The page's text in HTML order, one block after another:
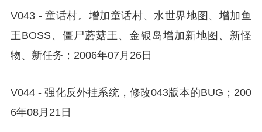
V043 - 童话村。增加童话村、水世界地图、增加鱼
王BOSS、僵尸蘑菇王、金银岛增加新地图、新怪
物、新任务；2006年07月26日
V044 - 强化反外挂系统，修改043版本的BUG；200
6年08月21日